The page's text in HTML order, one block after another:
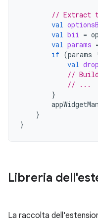
// Extract
val
val bii =
val params
if (params
val
// Build
// ...
}
}
}
Libreria
La raccolta